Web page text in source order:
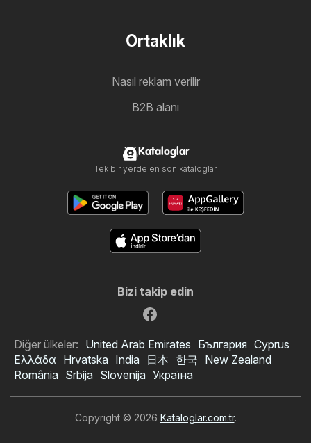
Ortaklık
Nasıl reklam verilir
B2B alanı
Kataloglar
Tek bir yerde en son kataloglar
Bizi takip edin
Diğer ülkeler: United Arab Emirates България Cyprus
Ελλάδα Hrvatska India 日本 한국 New Zealand
România Srbija Slovenija Україна
Copyright © 2026 Kataloglar.com.tr.